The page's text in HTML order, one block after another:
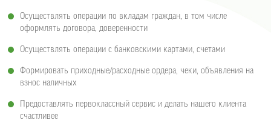
Осуществлять операции по вкладам граждан, в том числе
оформлять договора, доверенности
Осуществлять операции с банковскими картами, счетами
Формировать приходные/расходные ордера, чеки, объявления на
взнос наличных
Предоставлять первоклассный сервис и делать нашего клиента
счастливее